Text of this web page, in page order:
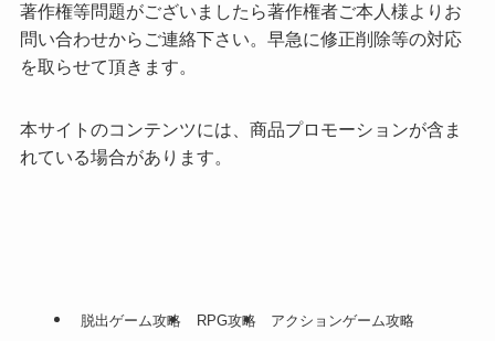
著作権等問題がございましたら著作権者ご本人様よりお
問い合わせからご連絡下さい。早急に修正削除等の対応
を取らせて頂きます。
本サイトのコンテンツには、商品プロモーションが含ま
れている場合があります。
脱出ゲーム攻略 RPG攻略
アクションゲーム攻略